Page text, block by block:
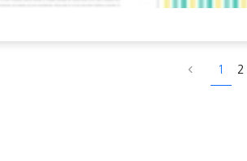
1 2